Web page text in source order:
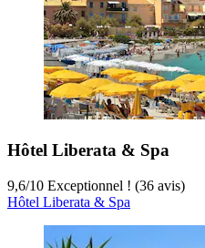
Hôtel Liberata & Spa
9,6/10 Exceptionnel ! (36 avis)
Hôtel Liberata & Spa